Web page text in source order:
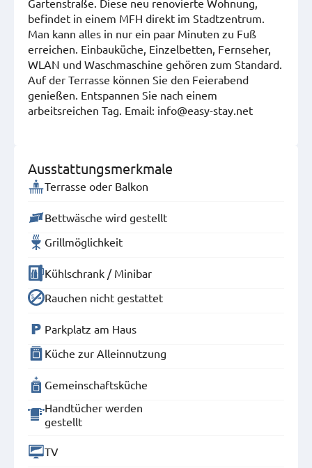
Gartenstraße. Diese neu renovierte Wohnung,
befindet in einem MFH direkt im Stadtzentrum.
Man kann alles in nur ein paar Minuten zu Fuß
erreichen. Einbauküche, Einzelbetten, Fernseher,
WLAN und Waschmaschine gehören zum Standard.
Auf der Terrasse können Sie den Feierabend
genießen. Entspannen Sie nach einem
arbeitsreichen Tag. Email: info@easy-stay.net
Ausstattungsmerkmale
Terrasse oder Balkon
Bettwäsche wird gestellt
Grillmöglichkeit
Kühlschrank / Minibar
Rauchen nicht gestattet
Parkplatz am Haus
Küche zur Alleinnutzung
Gemeinschaftsküche
Handtücher werden
gestellt
TV